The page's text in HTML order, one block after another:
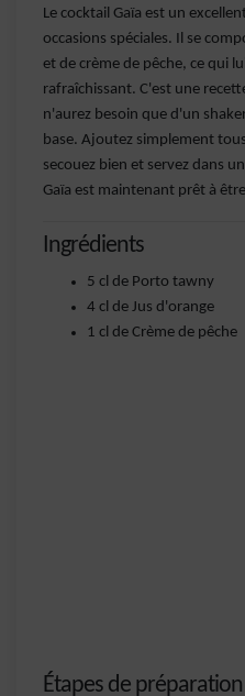
Le cocktail Gaïa est un
occasions spéciales. Il se
et de crème de pêche, ce qui
rafraîchissant. C'est une
n'aurez besoin que d'un
base. Ajoutez simplement
secouez bien et servez dans
Gaïa est maintenant prêt à
Ingrédients
5 cl de Porto tawny
4 cl de Jus d'orange
1 cl de Crème de pêche
Étapes de préparation